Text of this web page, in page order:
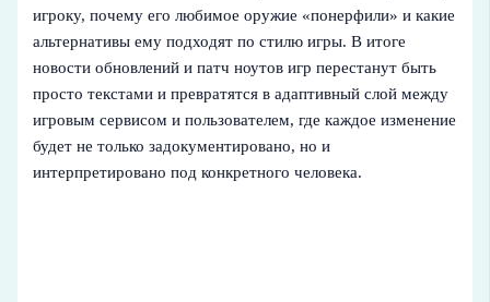
игроку, почему его любимое оружие «понерфили» и какие
альтернативы ему подходят по стилю игры. В итоге
новости обновлений и патч ноутов игр перестанут быть
просто текстами и превратятся в адаптивный слой между
игровым сервисом и пользователем, где каждое изменение
будет не только задокументировано, но и
интерпретировано под конкретного человека.